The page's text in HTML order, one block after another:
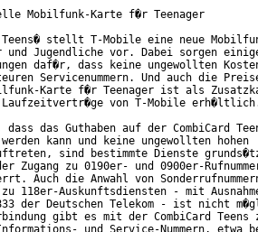
Mobilfunk-Karte f�r Teenager
Teens� stellt T-Mobile eine neue
Jugendliche vor. Dabei sorgen
daf�r, dass keine ungewollten
Servicenummern. Und auch die
Karte f�r Teenager ist als
Laufzeitvertr�ge von T-Mobile
das Guthaben auf der CombiCard
kann und keine ungewollten hohen
auftreten, sind bestimmte Dienste
zu 0190er- und 0900er-
Auch die Anwahl von
118er-Auskunftsdiensten - mit
der Deutschen Telekom - ist nicht
gibt es mit der CombiCard Teens
und Service-Nummern, etwa